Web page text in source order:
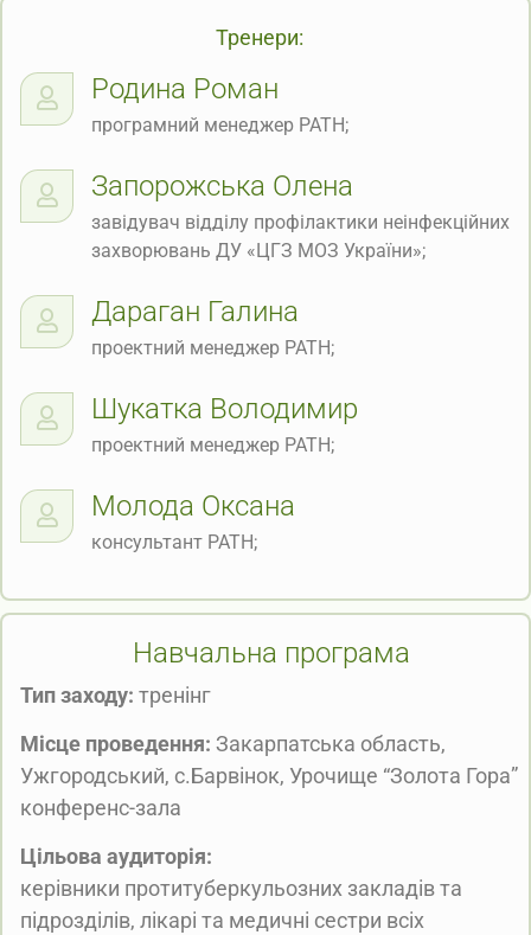
Тренери:
Родина Роман
програмний менеджер РАТН;
Запорожська Олена
завідувач відділу профілактики неінфекційних
захворювань ДУ «ЦГЗ МОЗ України»;
Дараган Галина
проектний менеджер РАТН;
Шукатка Володимир
проектний менеджер РАТН;
Молода Оксана
консультант РАТН;
Навчальна програма
Тип заходу: тренінг
Місце проведення: Закарпатська область,
Ужгородський, с.Барвінок, Урочище “Золота Гора”
конференс-зала
Цільова аудиторія:
керівники протитуберкульозних закладів та
підрозділів, лікарі та медичні сестри всіх